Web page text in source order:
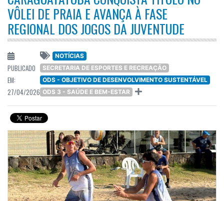
VÔLEI DE PRAIA E AVANÇA À FASE
REGIONAL DOS JOGOS DA JUVENTUDE
PUBLICADO
EM:
27/04/2026
NOTÍCIAS
SECRETARIA DE ESPORTES E RECREAÇÃO
ODS - OBJETIVO DE DESENVOLVIMENTO SUSTENTÁVEL
ODS 3 - SAÚDE E BEM-ESTAR